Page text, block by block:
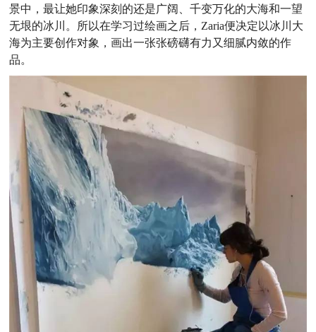
景中，最让她印象深刻的还是广阔、千变万化的大海和一望
无垠的冰川。所以在学习过绘画之后，Zaria便决定以冰川大
海为主要创作对象，画出一张张磅礴有力又细腻内敛的作
品。